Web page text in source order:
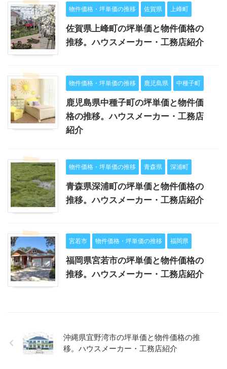
物件価格・坪単価の推移 佐賀県 上峰町
佐賀県上峰町の坪単価と物件価格の
推移。ハウスメーカー・工務店紹介
物件価格・坪単価の推移 鹿児島県 中種子町
鹿児島県中種子町の坪単価と物件価
格の推移。ハウスメーカー・工務店
紹介
物件価格・坪単価の推移 青森県 深浦町
青森県深浦町の坪単価と物件価格の
推移。ハウスメーカー・工務店紹介
宮若市 物件価格・坪単価の推移 福岡県
福岡県宮若市の坪単価と物件価格の
推移。ハウスメーカー・工務店紹介
沖縄県宜野湾市の坪単価と物件価格の推
移。ハウスメーカー・工務店紹介